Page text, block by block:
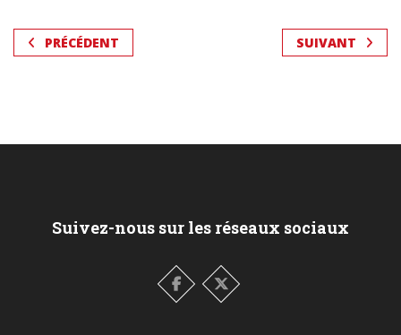
PRÉCÉDENT SUIVANT
Suivez-nous sur les réseaux sociaux